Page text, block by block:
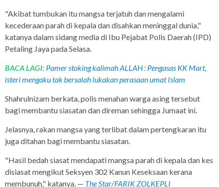
"Akibat tumbukan itu mangsa terjatuh dan mengalami
kecederaan parah di kepala dan disahkan meninggal dunia,"
katanya dalam sidang media di Ibu Pejabat Polis Daerah (IPD)
Petaling Jaya pada Selasa.
BACA LAGI: Pamer stoking kalimah ALLAH : Pengasas KK Mart,
isteri mengaku tak bersalah lukakan perasaan umat Islam
Shahrulnizam berkata, polis menahan warga asing tersebut
bagi membantu siasatan dan direman sehingga Jumaat ini.
Jelasnya, rakan mangsa yang terlibat dalam pertengkaran itu
juga ditahan bagi membantu siasatan.
"Hasil bedah siasat mendapati mangsa parah di kepala dan kes
disiasat mengikut Seksyen 302 Kanun Keseksaan kerana
membunuh," katanya. — The Star/FARIK ZOLKEPLI